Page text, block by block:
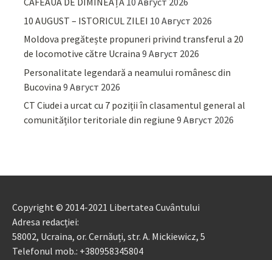
10 AUGUST – ISTORICUL ZILEI 10 Август 2026
Moldova pregătește propuneri privind transferul a 20
de locomotive către Ucraina 9 Август 2026
Personalitate legendară a neamului românesc din
Bucovina 9 Август 2026
CT Ciudei a urcat cu 7 poziții în clasamentul general al
comunităților teritoriale din regiune 9 Август 2026
Copyright © 2014-2021 Libertatea Cuvântului
Adresa redacției:
58002, Ucraina, or. Cernăuți, str. A. Mickiewicz, 5
Telefonul mob.: +380958345804